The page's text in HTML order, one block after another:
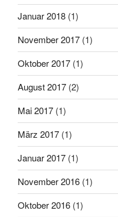
Januar 2018 (1)
November 2017 (1)
Oktober 2017 (1)
August 2017 (2)
Mai 2017 (1)
März 2017 (1)
Januar 2017 (1)
November 2016 (1)
Oktober 2016 (1)